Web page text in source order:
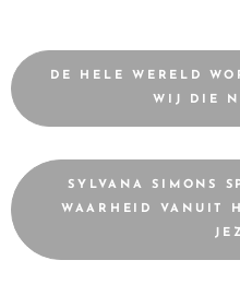
DE HELE WERELD
WIJ DIE
SYLVANA SIMONS
WAARHEID VANUIT